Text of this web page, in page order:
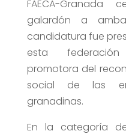
FAECA-Granada
galardón a
candidatura fue
esta
promotora del
social de las
granadinas.
En la categoría de